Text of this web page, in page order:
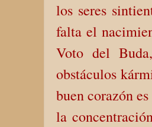
los seres
falta el
Voto del
obstáculos
buen corazón
la